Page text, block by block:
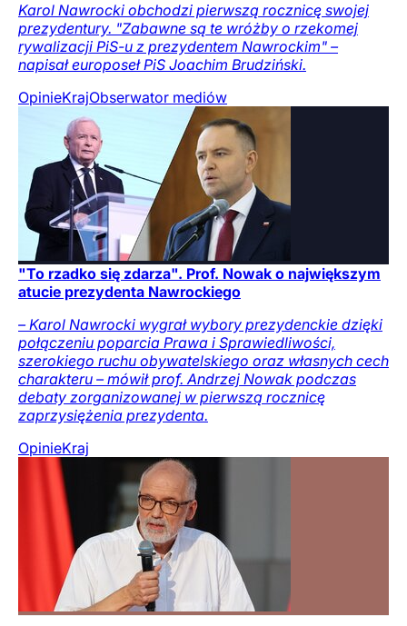
Karol Nawrocki obchodzi pierwszą rocznicę swojej
prezydentury. "Zabawne są te wróżby o rzekomej
rywalizacji PiS-u z prezydentem Nawrockim" –
napisał europoseł PiS Joachim Brudziński.
OpinieKrajObserwator mediów
"To rzadko się zdarza". Prof. Nowak o największym
atucie prezydenta Nawrockiego
– Karol Nawrocki wygrał wybory prezydenckie dzięki
połączeniu poparcia Prawa i Sprawiedliwości,
szerokiego ruchu obywatelskiego oraz własnych cech
charakteru – mówił prof. Andrzej Nowak podczas
debaty zorganizowanej w pierwszą rocznicę
zaprzysiężenia prezydenta.
OpinieKraj